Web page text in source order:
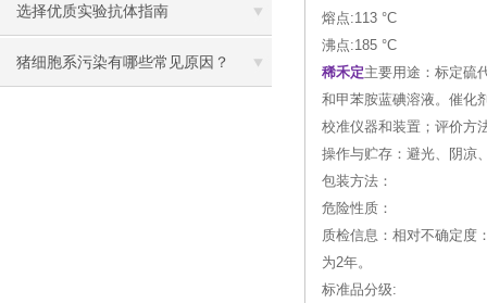
解读
选择优质实验抗体指南
猪细胞系污染有哪些常见原因？
熔点:113 °C
沸点:185 °C
稀禾定主要用途：标定硫
和甲苯胺蓝碘溶液。催化
校准仪器和装置；评价方
操作与贮存：避光、阴凉
包装方法：
危险性质：
质检信息：相对不确定度
为2年。
标准品分级: